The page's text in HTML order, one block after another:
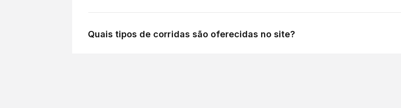
Quais tipos de corridas são oferecidas no site?